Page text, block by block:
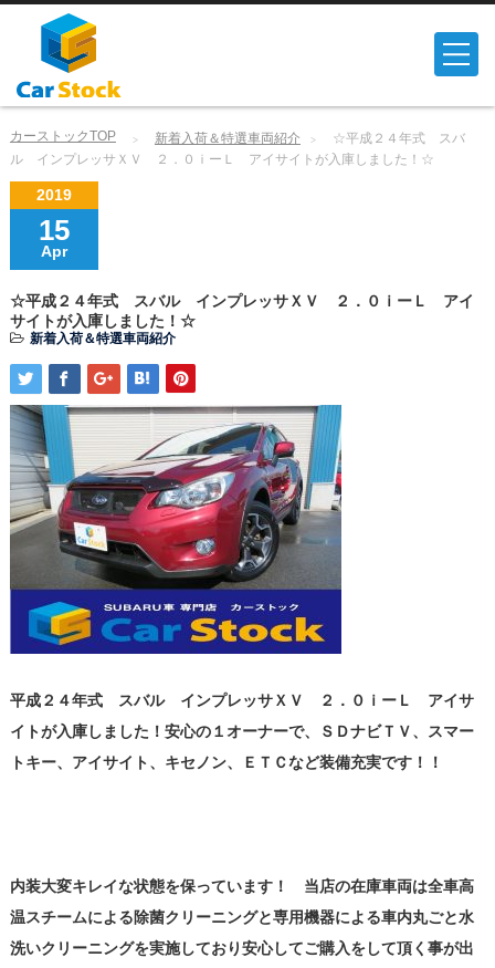
カーストックTOP 新着入荷＆特選車両紹介
☆平成２４年式 スバ
ル インプレッサＸＶ ２．０ｉーＬ アイサイトが入庫しました！☆
2019
15
Apr
☆平成２４年式 スバル インプレッサＸＶ ２．０ｉーＬ アイ
サイトが入庫しました！☆
新着入荷＆特選車両紹介
平成２４年式 スバル インプレッサＸＶ ２．０ｉーＬ アイサ
イトが入庫しました！安心の１オーナーで、ＳＤナビＴＶ、スマー
トキー、アイサイト、キセノン、ＥＴＣなど装備充実です！！
内装大変キレイな状態を保っています！ 当店の在庫車両は全車高
温スチームによる除菌クリーニングと専用機器による車内丸ごと水
洗いクリーニングを実施しており安心してご購入をして頂く事が出